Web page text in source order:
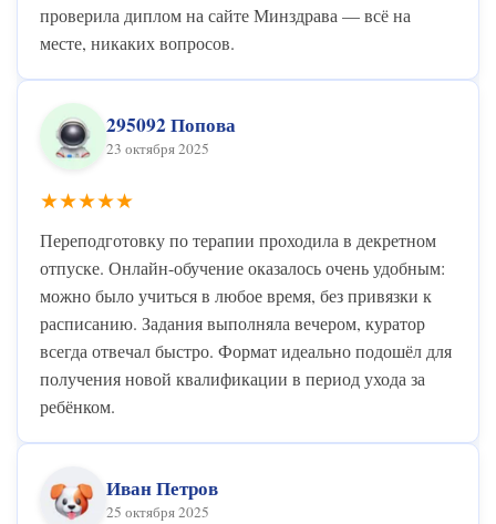
проверила диплом на сайте Минздрава — всё на
месте, никаких вопросов.
295092 Попова
23 октября 2025
★★★★★
Переподготовку по терапии проходила в декретном
отпуске. Онлайн-обучение оказалось очень удобным:
можно было учиться в любое время, без привязки к
расписанию. Задания выполняла вечером, куратор
всегда отвечал быстро. Формат идеально подошёл для
получения новой квалификации в период ухода за
ребёнком.
Иван Петров
25 октября 2025